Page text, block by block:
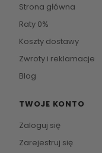
Strona główna
Raty 0%
Koszty dostawy
Zwroty i reklamacje
Blog
TWOJE KONTO
Zaloguj się
Zarejestruj się